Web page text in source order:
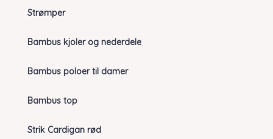
Strømper
Bambus kjoler og nederdele
Bambus poloer til damer
Bambus top
Strik Cardigan rød